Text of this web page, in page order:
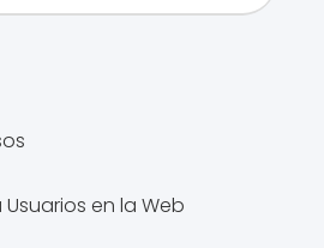
en la Web